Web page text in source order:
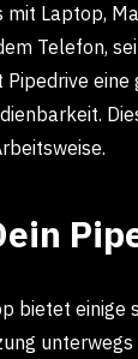
Laptop,
Telefon,
eine
bietet einige